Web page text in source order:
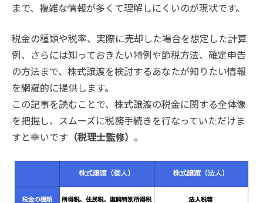
まで、複雑な情報が多くて理解しにくいのが現状です。
税金の種類や税率、実際に売却した場合を想定した計算
例、さらには知っておきたい特例や節税方法、確定申告
の方法まで、株式譲渡を検討するあなたが知りたい情報
を網羅的に提供します。
この記事を読むことで、株式譲渡の税金に関する全体像
を把握し、スムーズに税務手続きを行なっていただけま
すと幸いです （税理士監修） 。